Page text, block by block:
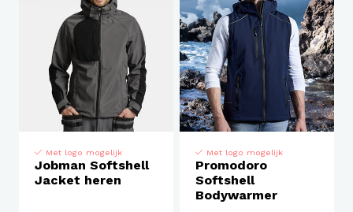
Met logo mogelijk
Jobman Softshell
Jacket heren
Met logo mogelijk
Promodoro
Softshell
Bodywarmer